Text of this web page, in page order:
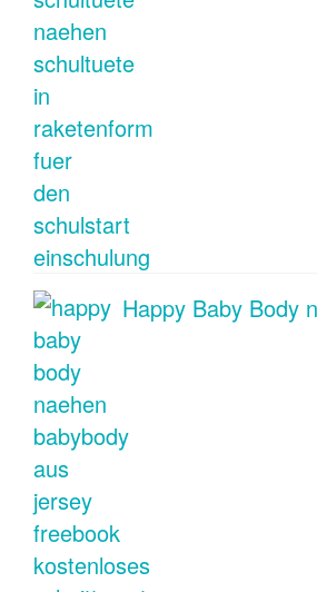
Happy Baby Body